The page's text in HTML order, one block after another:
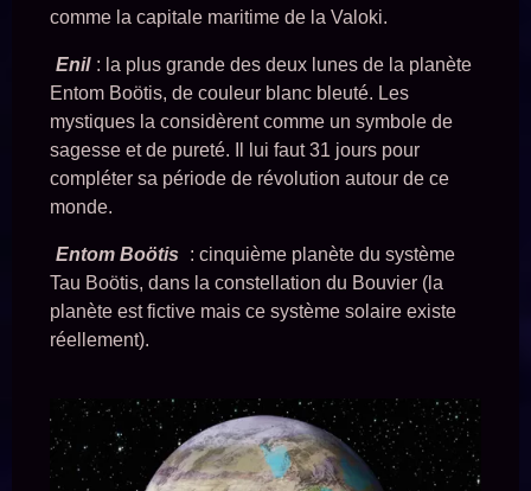
comme la capitale maritime de la Valoki.
Enil : la plus grande des deux lunes de la planète
Entom Boötis, de couleur blanc bleuté. Les
mystiques la considèrent comme un symbole de
sagesse et de pureté. Il lui faut 31 jours pour
compléter sa période de révolution autour de ce
monde.
Entom Boötis
: cinquième planète du système
Tau Boötis, dans la constellation du Bouvier (la
planète est fictive mais ce système solaire existe
réellement).